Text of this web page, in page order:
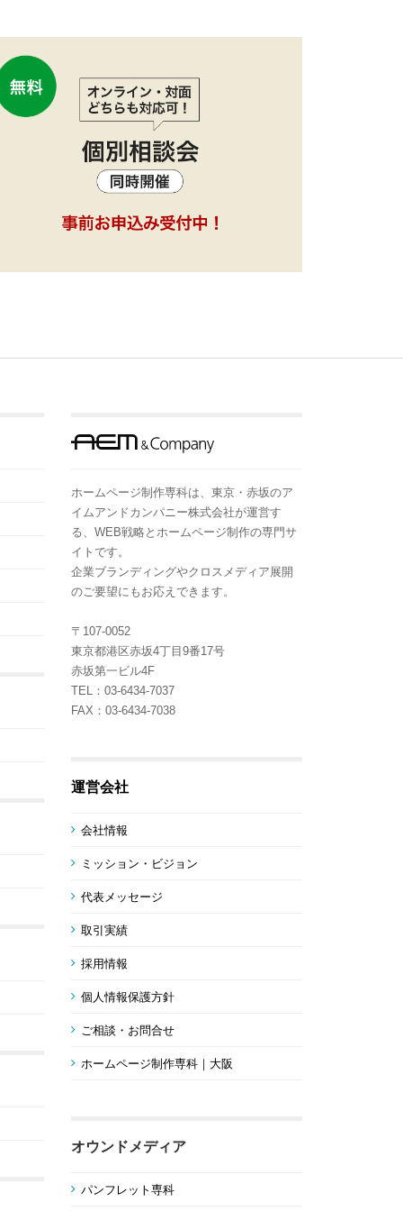
ホームページ制作専科は、東京・赤坂のア
イムアンドカンパニー株式会社が運営す
る、WEB戦略とホームページ制作の専門サ
イトです。
企業ブランディングやクロスメディア展開
のご要望にもお応えできます。
〒107-0052
東京都港区赤坂4丁目9番17号
赤坂第一ビル4F
TEL：03-6434-7037
FAX：03-6434-7038
運営会社
会社情報
ミッション・ビジョン
代表メッセージ
取引実績
採用情報
個人情報保護方針
ご相談・お問合せ
ホームページ制作専科｜大阪
オウンドメディア
パンフレット専科